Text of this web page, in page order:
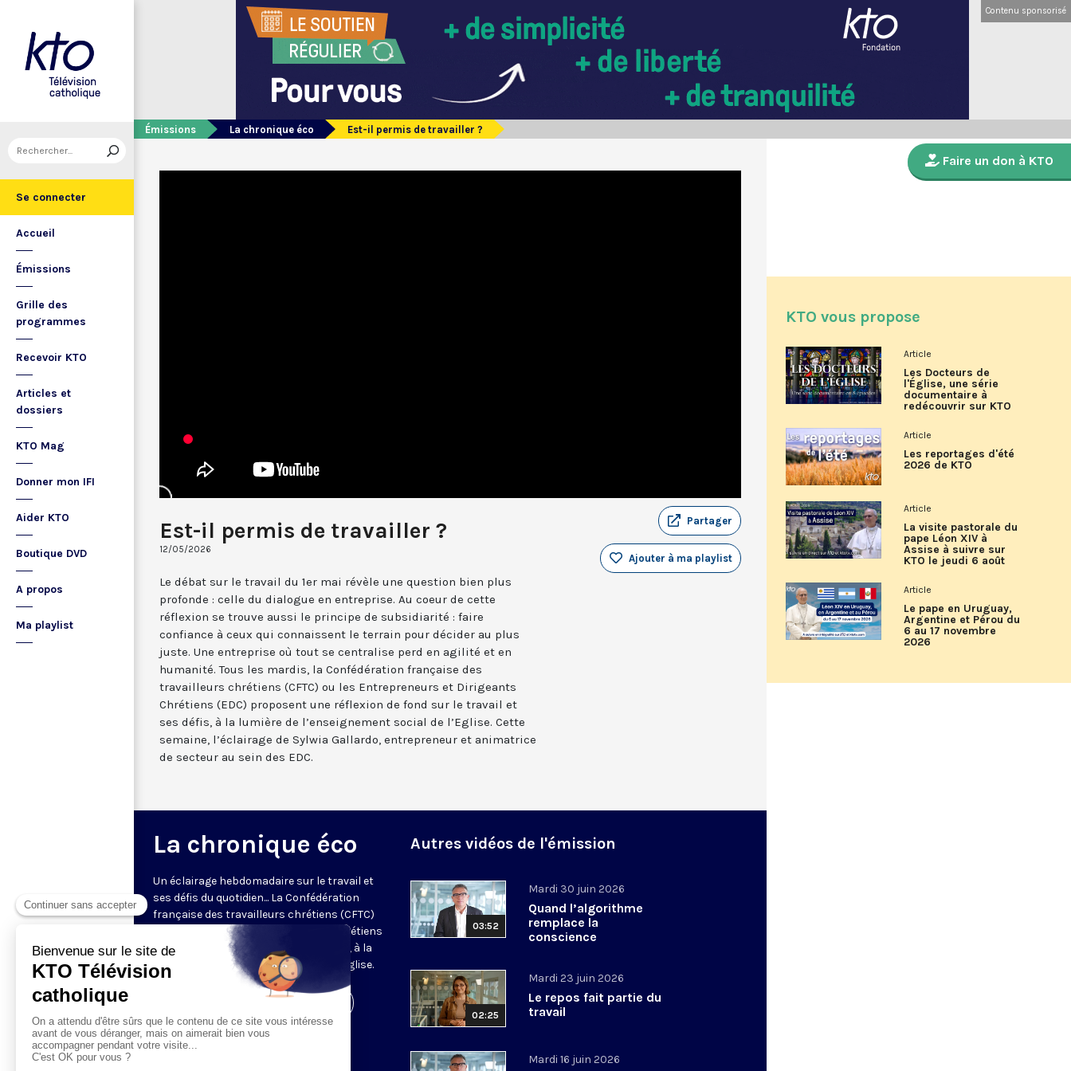
Se connecter
Accueil
Émissions
Grille des
programmes
Recevoir KTO
Articles et
dossiers
KTO Mag
Donner mon IFI
Aider KTO
Boutique DVD
A propos
Ma playlist
Contenu sponsorisé
Émissions La chronique éco Est-il permis de travailler ?
Est-il permis de travailler ?
12/05/2026
Partager
Ajouter à ma playlist
Le débat sur le travail du 1er mai révèle une question bien plus
profonde : celle du dialogue en entreprise. Au coeur de cette
réflexion se trouve aussi le principe de subsidiarité : faire
confiance à ceux qui connaissent le terrain pour décider au plus
juste. Une entreprise où tout se centralise perd en agilité et en
humanité. Tous les mardis, la Confédération française des
travailleurs chrétiens (CFTC) ou les Entrepreneurs et Dirigeants
Chrétiens (EDC) proposent une réflexion de fond sur le travail et
ses défis, à la lumière de l’enseignement social de l’Eglise. Cette
semaine, l’éclairage de Sylwia Gallardo, entrepreneur et animatrice
de secteur au sein des EDC.
La chronique éco
Un éclairage hebdomadaire sur le travail et
ses défis du quotidien... La Confédération
française des travailleurs chrétiens (CFTC)
et les Entrepreneurs et Dirigeants Chrétiens
(EDC) proposent une réflexion de fond, à la
lumière de l'enseignement social de l'Église.
Autres vidéos de l'émission
03:52
Mardi 30 juin 2026
Quand l’algorithme
remplace la
conscience
02:25
Mardi 23 juin 2026
Le repos fait partie du
travail
Mardi 16 juin 2026
Faire un don à KTO
KTO vous propose
Article
Les Docteurs de
l'Église, une série
documentaire à
redécouvrir sur KTO
Article
Les reportages d'été
2026 de KTO
Article
La visite pastorale du
pape Léon XIV à
Assise à suivre sur
KTO le jeudi 6 août
Article
Le pape en Uruguay,
Argentine et Pérou du
6 au 17 novembre
2026